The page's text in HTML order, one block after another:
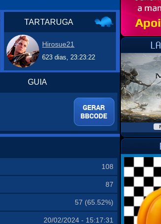
TARTARUGA
Hirosue21
623 dias, 23:23:22
GUIA
108
87
57 (65.52%)
20/02/2024 - 15:17:31